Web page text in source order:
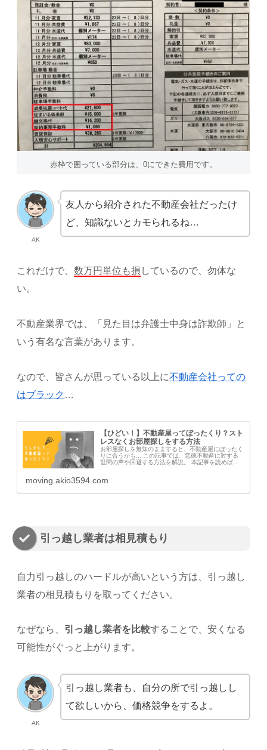
赤枠で囲っている部分は、0にできた費用です。
AK
友人から紹介された不動産会社だったけ
ど、知識ないとカモられるね…
これだけで、数万円単位も損 しているので、勿体な
い。
不動産業界では、「見た目は弁護士中身は詐欺師」と
いう有名な言葉があります。
なので、皆さんが思っている以上に不動産会社っての
はブラック …
【ひどい！】不動産屋ってぼったくり？スト
レスなくお部屋探しをする方法
お部屋探しを無知のまますると、不動産屋にぼったく
りに合うかも... この記事では、悪徳不動産に対する
世間の声や回避する方法を解説。 本記事を読めば、
moving.akio3594.com
引っ越し業者は相見積もり
自力引っ越しのハードルが高いという方は、引っ越し
業者の相見積もりを取ってください。
なぜなら、 引っ越し業者を比較することで、安くなる
可能性がぐっと上がります。
AK
引っ越し業者も、自分の所で引っ越しし
て欲しいから、価格競争をするよ。